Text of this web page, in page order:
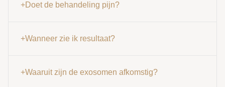
+Doet de behandeling pijn?
+Wanneer zie ik resultaat?
+Waaruit zijn de exosomen afkomstig?